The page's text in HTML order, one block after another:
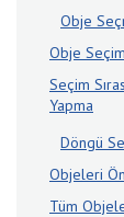
Obje
Obje
Seçim
Yapma
Döngü
Objeleri
Tüm